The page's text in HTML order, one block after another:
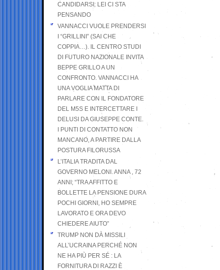
CANDIDARSI: LEI CI STA
PENSANDO
VANNACCI VUOLE PRENDERSI
I “GRILLINI” (SAI CHE
COPPIA…). IL CENTRO STUDI
DI FUTURO NAZIONALE INVITA
BEPPE GRILLO A UN
CONFRONTO. VANNACCI HA
UNA VOGLIA MATTA DI
PARLARE CON IL FONDATORE
DEL M5S E INTERCETTARE I
DELUSI DA GIUSEPPE CONTE.
I PUNTI DI CONTATTO NON
MANCANO, A PARTIRE DALLA
POSTURA FILORUSSA
L’ITALIA TRADITA DAL
GOVERNO MELONI. ANNA , 72
ANNI; “TRA AFFITTO E
BOLLETTE LA PENSIONE DURA
POCHI GIORNI, HO SEMPRE
LAVORATO E ORA DEVO
CHIEDERE AIUTO”
TRUMP NON DÀ MISSILI
ALL’UCRAINA PERCHÉ NON
NE HA PIÙ PER SÉ : LA
FORNITURA DI RAZZI È